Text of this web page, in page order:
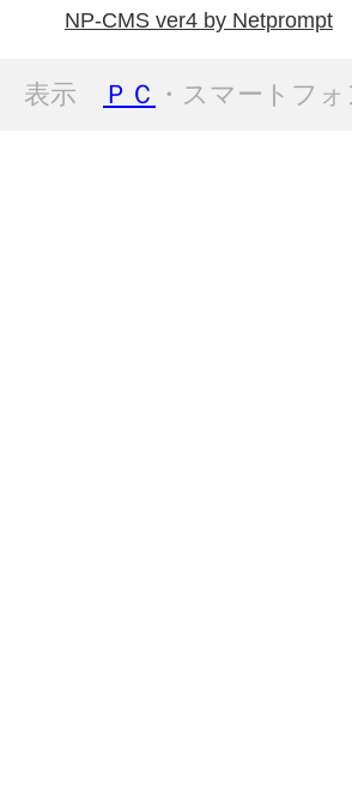
NP-CMS ver4 by Netprompt
表示 ＰＣ ・スマートフ